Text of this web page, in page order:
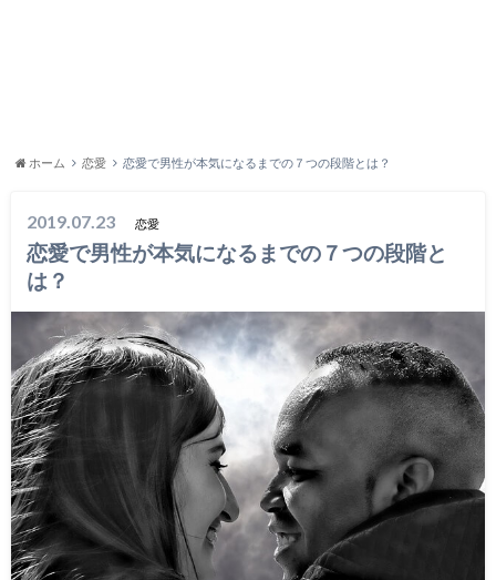
ホーム 恋愛 恋愛で男性が本気になるまでの７つの段階とは？
2019.07.23 恋愛
恋愛で男性が本気になるまでの７つの段階と
は？